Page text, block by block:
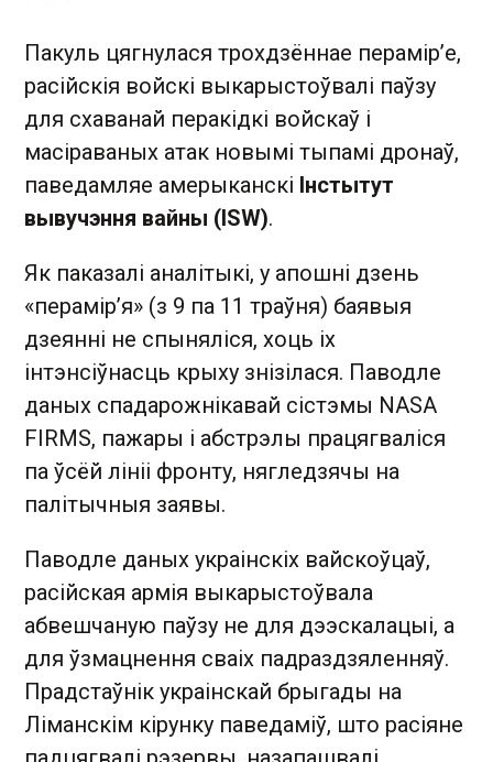
Пакуль цягнулася трохдзённае перамір’е,
расійскія войскі выкарыстоўвалі паўзу
для схаванай перакідкі войскаў і
масіраваных атак новымі тыпамі дронаў,
паведамляе амерыканскі Інстытут
вывучэння вайны (ISW).
Як паказалі аналітыкі, у апошні дзень
«перамір’я» (з 9 па 11 траўня) баявыя
дзеянні не спыняліся, хоць іх
інтэнсіўнасць крыху знізілася. Паводле
даных спадарожнікавай сістэмы NASA
FIRMS, пажары і абстрэлы працягваліся
па ўсёй лініі фронту, нягледзячы на
палітычныя заявы.
Паводле даных украінскіх вайскоўцаў,
расійская армія выкарыстоўвала
абвешчаную паўзу не для дээскалацыі, а
для ўзмацнення сваіх падраздзяленняў.
Прадстаўнік украінскай брыгады на
Ліманскім кірунку паведаміў, што расіяне